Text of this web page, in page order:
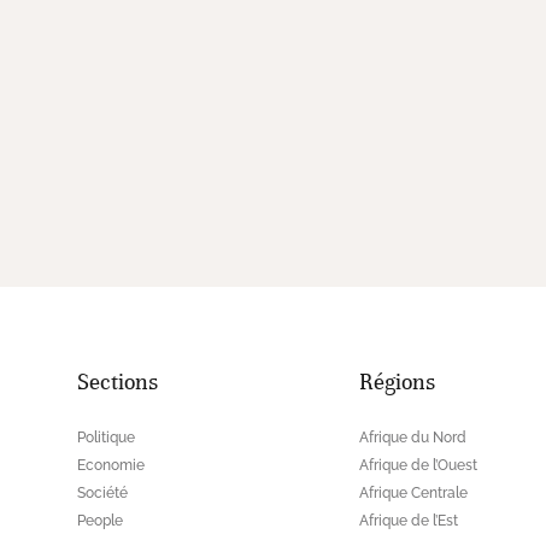
Sections
Politique
Economie
Société
People
Régions
Afrique du Nord
Afrique de l’Ouest
Afrique Centrale
Afrique de l’Est